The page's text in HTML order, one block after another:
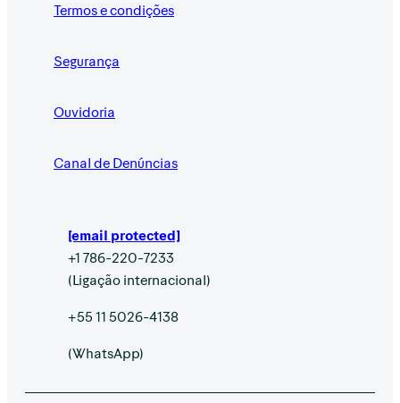
Termos e condições
Segurança
Ouvidoria
Canal de Denúncias
[email protected]
+1 786-220-7233
(Ligação internacional)
+55 11 5026-4138
(WhatsApp)